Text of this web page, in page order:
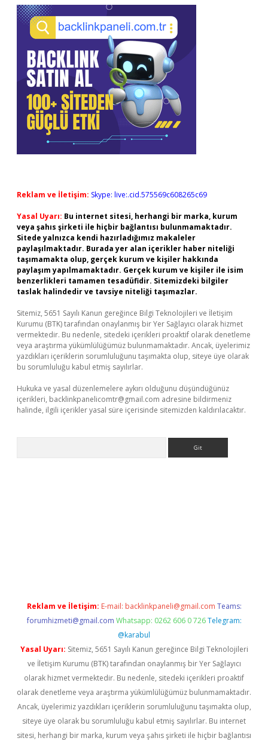
Reklam ve İletişim: Skype: live:.cid.575569c608265c69
Yasal Uyarı: Bu internet sitesi, herhangi bir marka, kurum
veya şahıs şirketi ile hiçbir bağlantısı bulunmamaktadır.
Sitede yalnızca kendi hazırladığımız makaleler
paylaşılmaktadır. Burada yer alan içerikler haber niteliği
taşımamakta olup, gerçek kurum ve kişiler hakkında
paylaşım yapılmamaktadır. Gerçek kurum ve kişiler ile isim
benzerlikleri tamamen tesadüfidir. Sitemizdeki bilgiler
taslak halindedir ve tavsiye niteliği taşımazlar.
Sitemiz, 5651 Sayılı Kanun gereğince Bilgi Teknolojileri ve İletişim
Kurumu (BTK) tarafından onaylanmış bir Yer Sağlayıcı olarak hizmet
vermektedir. Bu nedenle, sitedeki içerikleri proaktif olarak denetleme
veya araştırma yükümlülüğümüz bulunmamaktadır. Ancak, üyelerimiz
yazdıkları içeriklerin sorumluluğunu taşımakta olup, siteye üye olarak
bu sorumluluğu kabul etmiş sayılırlar.
Hukuka ve yasal düzenlemelere aykırı olduğunu düşündüğünüz
içerikleri, backlinkpanelicomtr@gmail.com adresine bildirmeniz
halinde, ilgili içerikler yasal süre içerisinde sitemizden kaldırılacaktır.
Reklam ve İletişim: E-mail: backlinkpaneli@gmail.com Teams:
forumhizmeti@gmail.com Whatsapp: 0262 606 0 726 Telegram:
@karabul
Yasal Uyarı: Sitemiz, 5651 Sayılı Kanun gereğince Bilgi Teknolojileri
ve İletişim Kurumu (BTK) tarafından onaylanmış bir Yer Sağlayıcı
olarak hizmet vermektedir. Bu nedenle, sitedeki içerikleri proaktif
olarak denetleme veya araştırma yükümlülüğümüz bulunmamaktadır.
Ancak, üyelerimiz yazdıkları içeriklerin sorumluluğunu taşımakta olup,
siteye üye olarak bu sorumluluğu kabul etmiş sayılırlar. Bu internet
sitesi, herhangi bir marka, kurum veya şahıs şirketi ile hiçbir bağlantısı